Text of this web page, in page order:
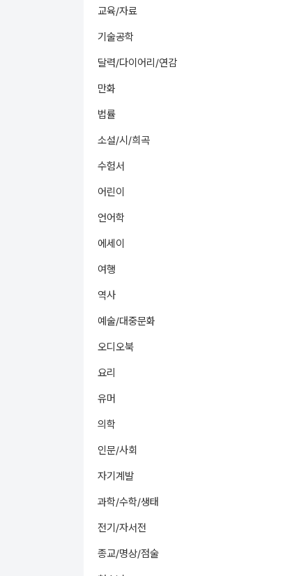
교육/자료
기술공학
달력/다이어리/연감
만화
법률
소설/시/희곡
수험서
어린이
언어학
에세이
여행
역사
예술/대중문화
오디오북
요리
유머
의학
인문/사회
자기계발
과학/수학/생태
전기/자서전
종교/명상/점술